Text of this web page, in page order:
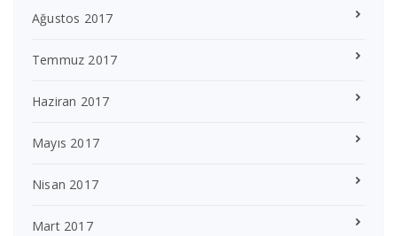
Ağustos 2017
Temmuz 2017
Haziran 2017
Mayıs 2017
Nisan 2017
Mart 2017